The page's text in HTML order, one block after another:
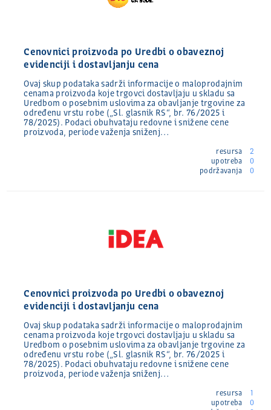
Cenovnici proizvoda po Uredbi o obaveznoj
evidenciji i dostavljanju cena
Ovaj skup podataka sadrži informacije o maloprodajnim
cenama proizvoda koje trgovci dostavljaju u skladu sa
Uredbom o posebnim uslovima za obavljanje trgovine za
određenu vrstu robe („Sl. glasnik RS“, br. 76/2025 i
78/2025). Podaci obuhvataju redovne i snižene cene
proizvoda, periode važenja sniženj…
resursa
2
upotreba
0
podržavanja
0
Cenovnici proizvoda po Uredbi o obaveznoj
evidenciji i dostavljanju cena
Ovaj skup podataka sadrži informacije o maloprodajnim
cenama proizvoda koje trgovci dostavljaju u skladu sa
Uredbom o posebnim uslovima za obavljanje trgovine za
određenu vrstu robe („Sl. glasnik RS“, br. 76/2025 i
78/2025). Podaci obuhvataju redovne i snižene cene
proizvoda, periode važenja sniženj…
resursa
1
upotreba
0